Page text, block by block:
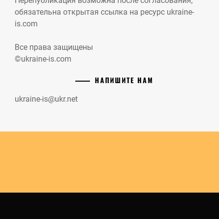
обязательна открытая ссылка на ресурс ukraine-
is.com
Все права защищены
©ukraine-is.com
НАПИШИТЕ НАМ
ukraine-is@ukr.net